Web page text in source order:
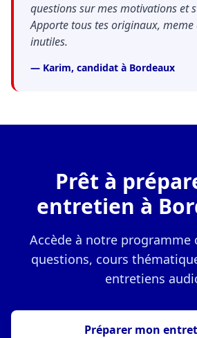
questions sur mes motivations et
Apporte tous tes originaux, meme
inutiles.
— Karim, candidat à Bordeaux
Prêt à
entretien à
Accède à notre programme
questions, cours
entretiens
Préparer mon